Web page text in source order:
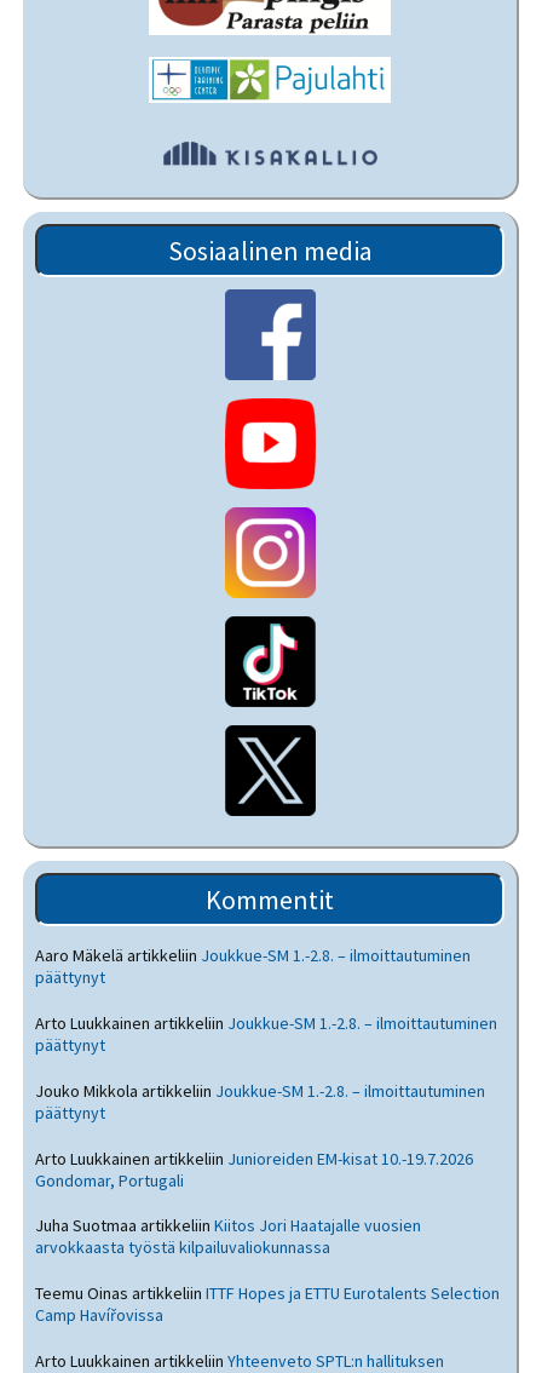
Sosiaalinen media
Kommentit
Aaro Mäkelä artikkeliin Joukkue-SM 1.-2.8. – ilmoittautuminen
päättynyt
Arto Luukkainen artikkeliin Joukkue-SM 1.-2.8. – ilmoittautuminen
päättynyt
Jouko Mikkola artikkeliin Joukkue-SM 1.-2.8. – ilmoittautuminen
päättynyt
Arto Luukkainen artikkeliin Junioreiden EM-kisat 10.-19.7.2026
Gondomar, Portugali
Juha Suotmaa artikkeliinKiitos Jori Haatajalle vuosien
arvokkaasta työstä kilpailuvaliokunnassa
Teemu Oinas artikkeliinITTF Hopes ja ETTU Eurotalents Selection
Camp Havířovissa
Arto Luukkainen artikkeliinYhteenveto SPTL:n hallituksen